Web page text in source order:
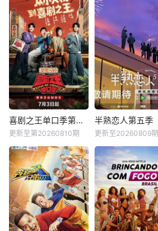
喜剧之王单口季第三季
更新至第20260810期
半熟恋人第五季
更新至20260809期